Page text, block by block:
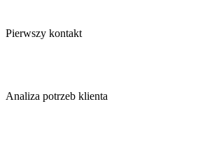
Pierwszy kontakt
Analiza potrzeb klienta